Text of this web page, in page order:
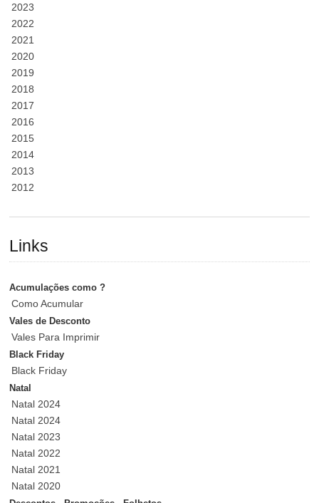
2023
2022
2021
2020
2019
2018
2017
2016
2015
2014
2013
2012
Links
Acumulações como ?
Como Acumular
Vales de Desconto
Vales Para Imprimir
Black Friday
Black Friday
Natal
Natal 2024
Natal 2024
Natal 2023
Natal 2022
Natal 2021
Natal 2020